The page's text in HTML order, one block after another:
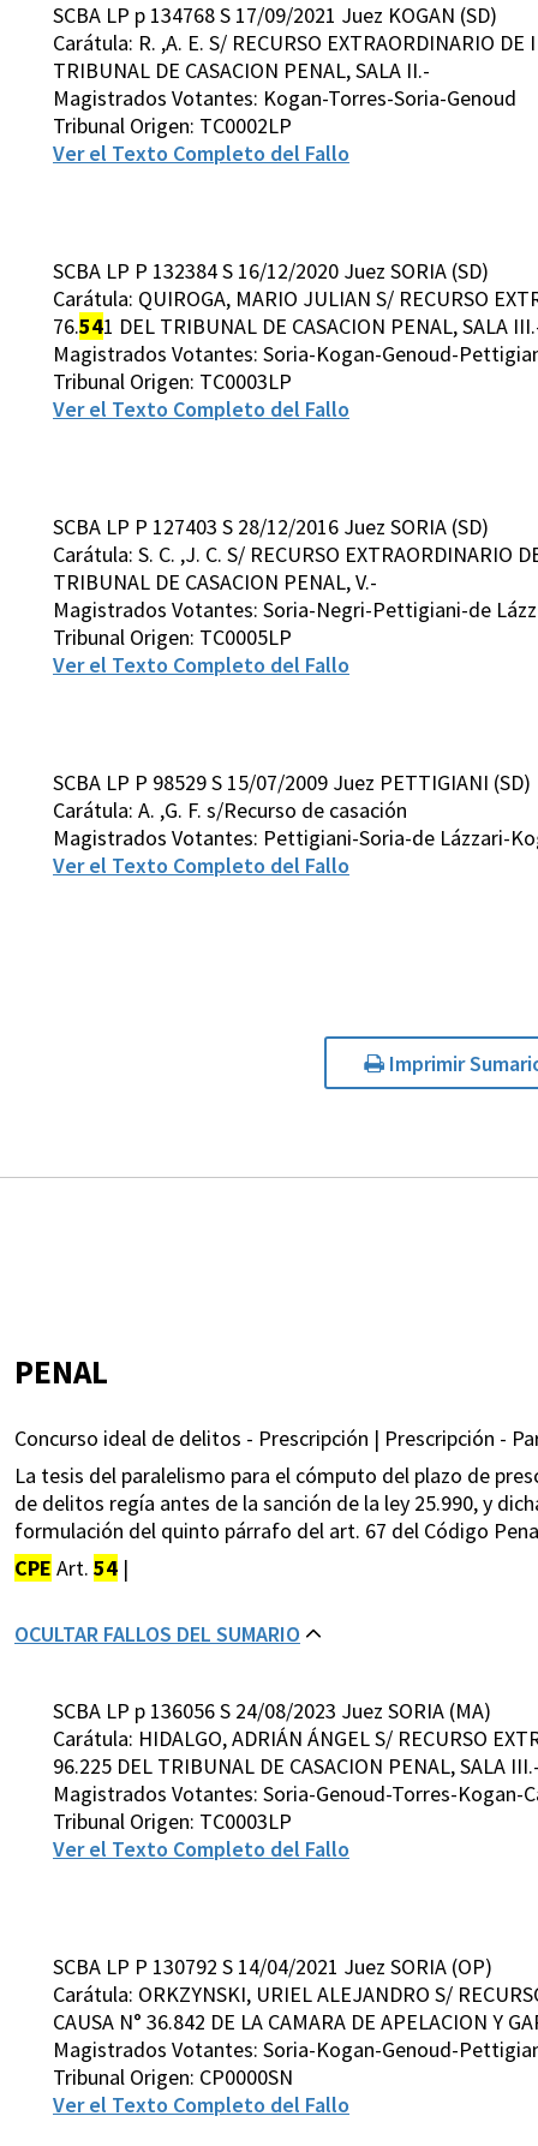
SCBA LP p 134768 S 17/09/2021 Juez KOGAN (SD)
Carátula: R. ,A. E. S/ RECURSO EXTRAORDINARIO
TRIBUNAL DE CASACION PENAL, SALA II.-
Magistrados Votantes: Kogan-Torres-Soria-Genoud
Tribunal Origen: TC0002LP
Ver el Texto Completo del Fallo
SCBA LP P 132384 S 16/12/2020 Juez SORIA (SD)
Carátula: QUIROGA, MARIO JULIAN S/ RECURSO
76.541 DEL TRIBUNAL DE CASACION PENAL, SALA
Magistrados Votantes: Soria-Kogan-Genoud-
Tribunal Origen: TC0003LP
Ver el Texto Completo del Fallo
SCBA LP P 127403 S 28/12/2016 Juez SORIA (SD)
Carátula: S. C. ,J. C. S/ RECURSO EXTRAORDINARIO
TRIBUNAL DE CASACION PENAL, V.-
Magistrados Votantes: Soria-Negri-Pettigiani-de
Tribunal Origen: TC0005LP
Ver el Texto Completo del Fallo
SCBA LP P 98529 S 15/07/2009 Juez PETTIGIANI (SD)
Carátula: A. ,G. F. s/Recurso de casación
Magistrados Votantes: Pettigiani-Soria-de Lázzari-
Ver el Texto Completo del Fallo
Imprimir
PENAL
Concurso ideal de delitos - Prescripción | Prescripción -
La tesis del paralelismo para el cómputo del plazo de
de delitos regía antes de la sanción de la ley 25.990, y
formulación del quinto párrafo del art. 67 del Código
CPE Art. 54 |
OCULTAR FALLOS DEL SUMARIO
SCBA LP p 136056 S 24/08/2023 Juez SORIA (MA)
Carátula: HIDALGO, ADRIÁN ÁNGEL S/ RECURSO
96.225 DEL TRIBUNAL DE CASACION PENAL, SALA
Magistrados Votantes: Soria-Genoud-Torres-Kogan-
Tribunal Origen: TC0003LP
Ver el Texto Completo del Fallo
SCBA LP P 130792 S 14/04/2021 Juez SORIA (OP)
Carátula: ORKZYNSKI, URIEL ALEJANDRO S/
CAUSA N° 36.842 DE LA CAMARA DE APELACION Y
Magistrados Votantes: Soria-Kogan-Genoud-
Tribunal Origen: CP0000SN
Ver el Texto Completo del Fallo